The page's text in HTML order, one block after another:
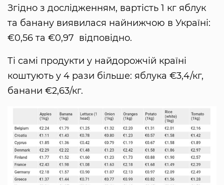
Згідно з дослідженням, вартість 1 кг яблук
та банану виявилася найнижчою в Україні:
€0,56 та €0,97 відповідно.
Ті самі продукти у найдорожчій країні
коштують у 4 рази більше: яблука €3,4/кг,
банани €2,63/кг.